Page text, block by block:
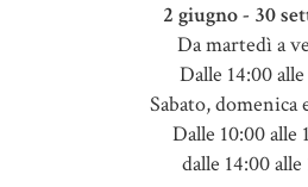
2 giugno - 30
Da martedì a
Dalle 14:00
Sabato, domenica
Dalle 10:00 alle
dalle 14:00 alle